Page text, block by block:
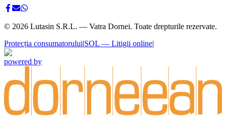
© 2026 Lutasin S.R.L. — Vatra Dornei. Toate drepturile rezervate.
Protecția consumatorului|SOL — Litigii online|
powered by